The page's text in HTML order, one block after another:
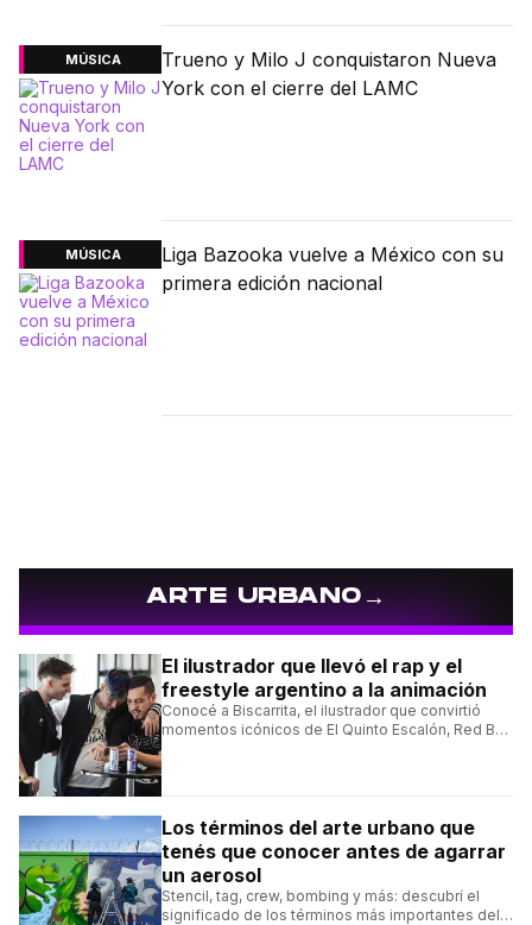
MÚSICA
Trueno y Milo J conquistaron Nueva
York con el cierre del LAMC
MÚSICA
Liga Bazooka vuelve a México con su
primera edición nacional
ARTE URBANO→
El ilustrador que llevó el rap y el
freestyle argentino a la animación
Conocé a Biscarrita, el ilustrador que convirtió
momentos icónicos de El Quinto Escalón, Red Bull
Los términos del arte urbano que
tenés que conocer antes de agarrar
un aerosol
Stencil, tag, crew, bombing y más: descubrí el
significado de los términos más importantes del